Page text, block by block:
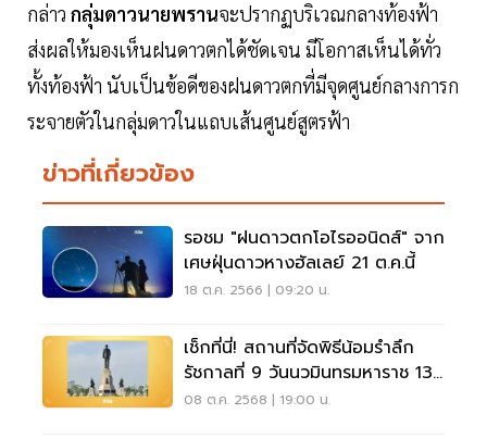
กล่าว กลุ่มดาวนายพรานจะปรากฏบริเวณกลางท้องฟ้า
ส่งผลให้มองเห็นฝนดาวตกได้ชัดเจน มีโอกาสเห็นได้ทั่ว
ทั้งท้องฟ้า นับเป็นข้อดีของฝนดาวตกที่มีจุดศูนย์กลางการก
ระจายตัวในกลุ่มดาวในแถบเส้นศูนย์สูตรฟ้า
ข่าวที่เกี่ยวข้อง
รอชม "ฝนดาวตกโอไรออนิดส์" จาก
เศษฝุ่นดาวหางฮัลเลย์ 21 ต.ค.นี้
18 ต.ค. 2566 | 09:20 น.
เช็กที่นี่! สถานที่จัดพิธีน้อมรำลึก
รัชกาลที่ 9 วันนวมินทรมหาราช 13
ต.ค. 2568
08 ต.ค. 2568 | 19:00 น.